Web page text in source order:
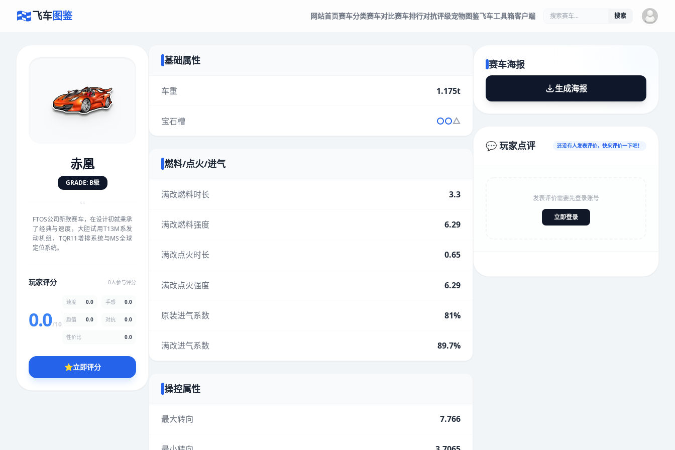
飞车图鉴 网站首页赛车分类赛车对比赛车排行对抗评级宠物图鉴飞车工具箱客户端 搜索
赤凰
GRADE: B级
“
FTOS公司新款赛车，在设计初就秉承
了经典与速度，大胆试用T13M系发
动机组，TQR11增排系统与MS全球
定位系统。
玩家评分 0人参与评分
0.0/10
速度 0.0 手感 0.0
颜值 0.0 对抗 0.0
性价比 0.0
⭐立即评分
基础属性
车重 1.175t
宝石槽
燃料/点火/进气
满改燃料时长 3.3
满改燃料强度 6.29
满改点火时长 0.65
满改点火强度 6.29
原装进气系数 81%
满改进气系数 89.7%
操控属性
最大转向 7.766
赛车海报
生成海报
💬 玩家点评 还没有人发表评价，快来评价一下吧！
发表评价需要先登录账号
立即登录
评价赛车
5.0分
对抗
★★★★★★
手感 5.0分
★★★★★★★★★
★★★★
性价比 5.0分
★★★ ★★
* 综合评分为玩家评分结果，速度占比0%，手感占比0%，对抗占比
0%，性价比占比0%，颜值占比0%